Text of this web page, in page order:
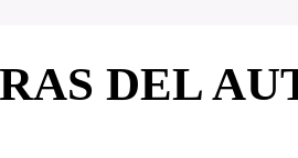
DEL